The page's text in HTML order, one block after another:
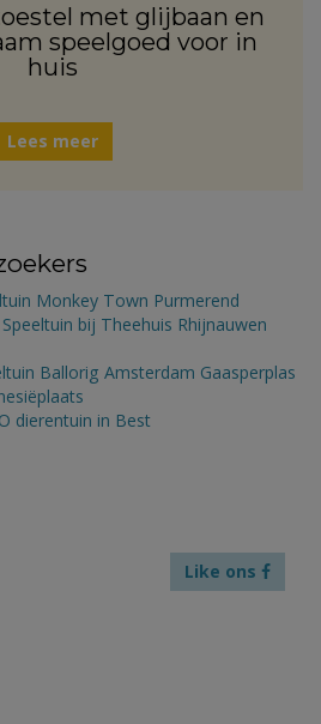
met glijbaan en
speelgoed voor in
huis
Lees meer
Monkey Town Purmerend
Speeltuin bij Theehuis Rhijnauwen
Ballorig Amsterdam Gaasperplas
dierentuin in Best
Like ons